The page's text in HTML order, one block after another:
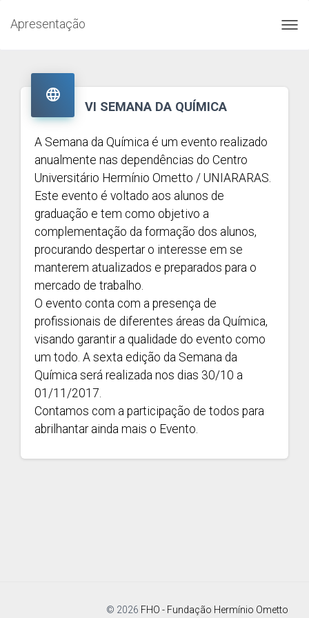
Apresentação

VI SEMANA DA QUÍMICA
A Semana da Química é um evento realizado
anualmente nas dependências do Centro
Universitário Hermínio Ometto / UNIARARAS.
Este evento é voltado aos alunos de
graduação e tem como objetivo a
complementação da formação dos alunos,
procurando despertar o interesse em se
manterem atualizados e preparados para o
mercado de trabalho.
O evento conta com a presença de
profissionais de diferentes áreas da Química,
visando garantir a qualidade do evento como
um todo. A sexta edição da Semana da
Química será realizada nos dias 30/10 a
01/11/2017.
Contamos com a participação de todos para
abrilhantar ainda mais o Evento.
© 2026 FHO - Fundação Hermínio Ometto